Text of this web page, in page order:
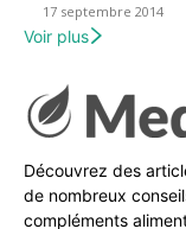
17 septembre 2014
Voir plus
Découvrez des
de nombreux
compléments